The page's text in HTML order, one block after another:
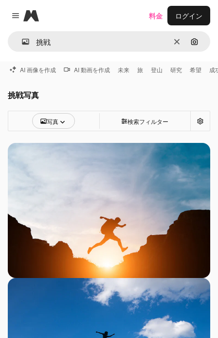
Close menu
Magnific
消去 画像で
料金 ログイン
AI 画像を作成 AI 動画を作成 未来 旅 登山 研究 希望 成
挑戦写真
写真 検索フィルター